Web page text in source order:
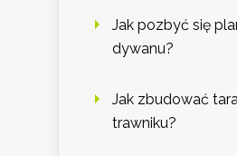
Jak pozbyć się
dywanu?
Jak zbudować
trawniku?